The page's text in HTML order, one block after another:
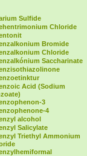
Sulfide
Chloride
Bromide
Chloride
Saccharinate
Acid (Sodium
3
4
alcohol
Salicylate
Triethyl Ammonium